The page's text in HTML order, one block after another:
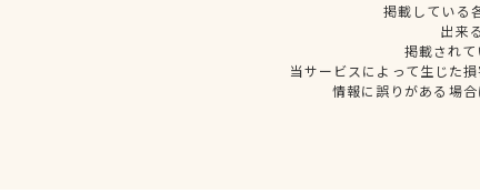
掲載している
出来
掲載され
当サービスによって生じた
情報に誤りがある場